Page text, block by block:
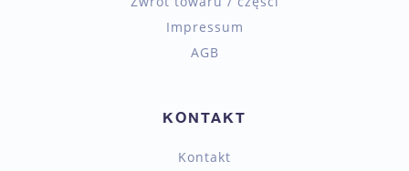
Impressum
AGB
KONTAKT
Kontakt